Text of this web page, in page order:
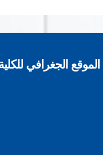
الجغرافي للكلية :